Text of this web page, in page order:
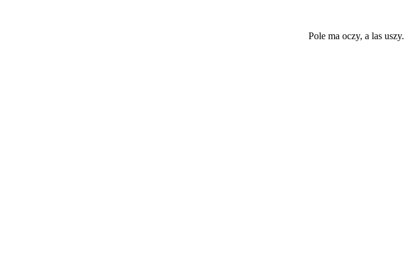
Pole ma oczy, a las uszy.